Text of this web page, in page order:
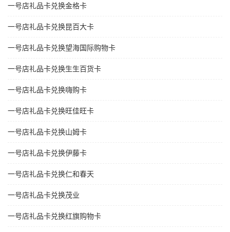
一号店礼品卡兑换金格卡
一号店礼品卡兑换昆百大卡
一号店礼品卡兑换望海国际购物卡
一号店礼品卡兑换生生百货卡
一号店礼品卡兑换嗨购卡
一号店礼品卡兑换旺佳旺卡
一号店礼品卡兑换山姆卡
一号店礼品卡兑换伊藤卡
一号店礼品卡兑换仁和春天
一号店礼品卡兑换茂业
一号店礼品卡兑换红旗购物卡